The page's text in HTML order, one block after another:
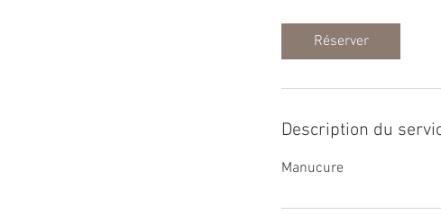
i
n
Réserver
Description du
Manucure